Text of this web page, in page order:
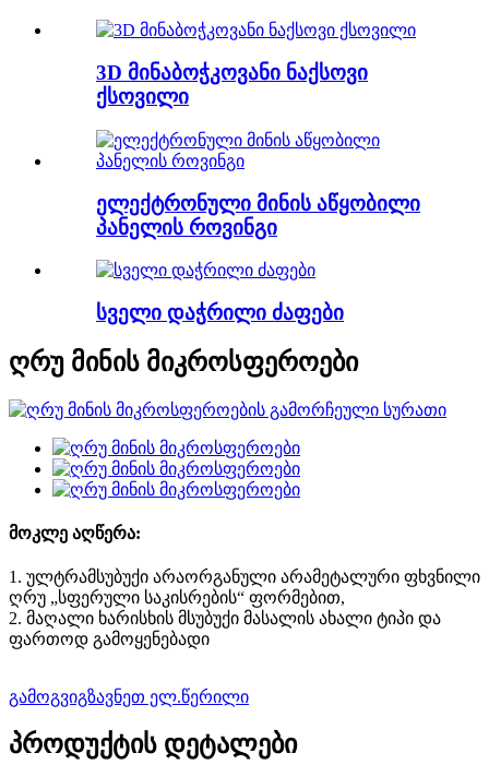
3D მინაბოჭკოვანი ნაქსოვი
ქსოვილი
ელექტრონული მინის აწყობილი
პანელის როვინგი
სველი დაჭრილი ძაფები
ღრუ მინის მიკროსფეროები
მოკლე აღწერა:
1. ულტრამსუბუქი არაორგანული არამეტალური ფხვნილი
ღრუ „სფერული საკისრების“ ფორმებით,
2. მაღალი ხარისხის მსუბუქი მასალის ახალი ტიპი და
ფართოდ გამოყენებადი
გამოგვიგზავნეთ ელ.წერილი
პროდუქტის დეტალები